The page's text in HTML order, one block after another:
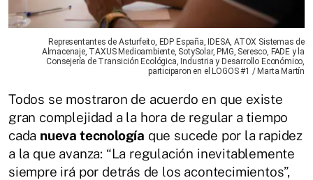
Representantes de Asturfeito, EDP España, IDESA, ATOX Sistemas de
Almacenaje, TAXUS Medioambiente, SotySolar, PMG, Seresco, FADE y la
Consejería de Transición Ecológica, Industria y Desarrollo Económico,
participaron en el LOGOS #1 / Marta Martín
Todos se mostraron de acuerdo en que existe
gran complejidad a la hora de regular a tiempo
cada nueva tecnología que sucede por la rapidez
a la que avanza: “La regulación inevitablemente
siempre irá por detrás de los acontecimientos”,